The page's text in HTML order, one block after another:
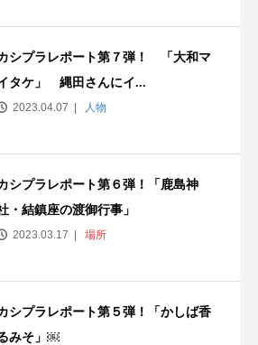
シプラレポート第７弾！ 「大和マ
タケ」 縄田さんにイ...
2023.04.07 人物
シプラレポート第６弾！「鹿島神
・結鎮座の渡御行事」
2023.03.17 場所
シプラレポート第５弾！「かしば香
みそ」￼